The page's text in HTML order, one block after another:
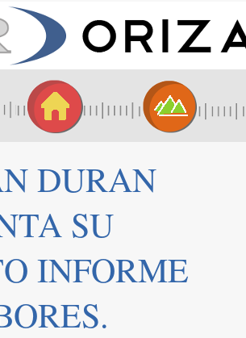
DURAN
SU
INFORME